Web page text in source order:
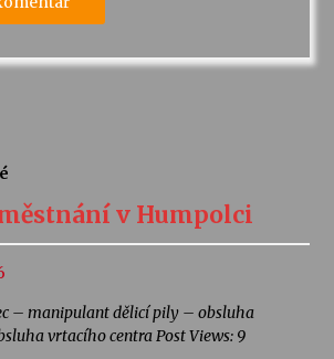
v Humpolci
– manipulant dělicí pily – obsluha
vrtacího centra Post Views: 9